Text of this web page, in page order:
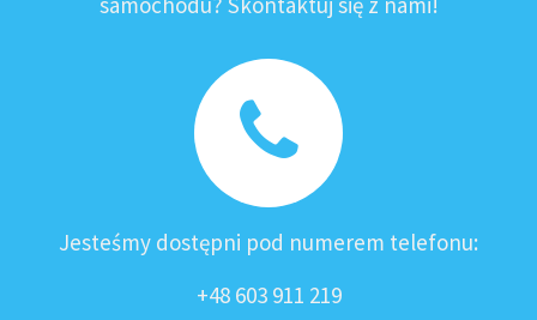
Jesteśmy dostępni pod numerem telefonu:
+48 603 911 219